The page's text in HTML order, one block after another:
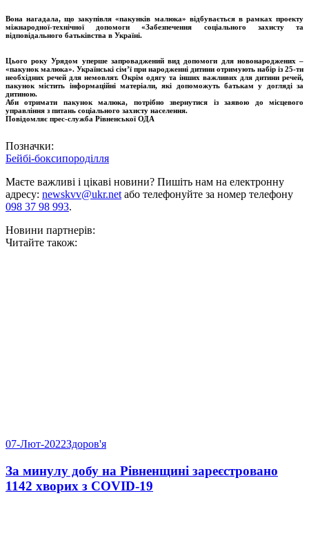
Вона нагадала, що закупівля «пакунків малюка» відбувається в рамках проекту
міжнародної-технічної допомоги «Забезпечення соціального захисту та
відповідального батьківства в Україні.
Цього року Урядом уперше запроваджений вид допомоги для новонароджених –
«пакунок малюка». Українські сім’ї при народженні дитини отримують набір із 25-ти
необхідних речей для немовлят. Окрім одягу та інших важливих для дитини речей,
пакунок містить інформаційні матеріали, які допоможуть батькам у догляді за
дитиною.
Аби отримати пакунок малюка, потрібно звернутися із заявою до місцевого
управління з питань соціального захисту населення.
Повідомляє прес-служба Рівненської ОДА
Позначки:
Бейбі-боксипороділля
Маєте важливі і цікаві новини? Пишіть нам на електронну
адресу: newskvv@ukr.net або телефонуйте за номер телефону
098 37 98 993.
Новини партнерів:
Читайте також:
07-Лют-2022Здоров'я
За минулу добу на Рівненщині зареєстровано
1142 хворих з COVID-19